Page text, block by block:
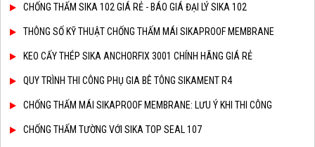
CHỐNG THẤM SIKA 102 GIÁ RẺ - BÁO GIÁ ĐẠI LÝ SIKA 102
THÔNG SỐ KỸ THUẬT CHỐNG THẤM MÁI SIKAPROOF MEMBRANE
KEO CẤY THÉP SIKA ANCHORFIX 3001 CHÍNH HÃNG GIÁ RẺ
QUY TRÌNH THI CÔNG PHỤ GIA BÊ TÔNG SIKAMENT R4
CHỐNG THẤM MÁI SIKAPROOF MEMBRANE: LƯU Ý KHI THI CÔNG
CHỐNG THẤM TƯỜNG VỚI SIKA TOP SEAL 107